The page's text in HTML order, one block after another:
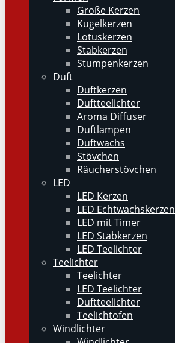
Große Kerzen
Kugelkerzen
Lotuskerzen
Stabkerzen
Stumpenkerzen
Duft
Duftkerzen
Duftteelichter
Aroma Diffuser
Duftlampen
Duftwachs
Stövchen
Räucherstövchen
LED
LED Kerzen
LED Echtwachskerzen
LED mit Timer
LED Stabkerzen
LED Teelichter
Teelichter
Teelichter
LED Teelichter
Duftteelichter
Teelichtofen
Windlichter